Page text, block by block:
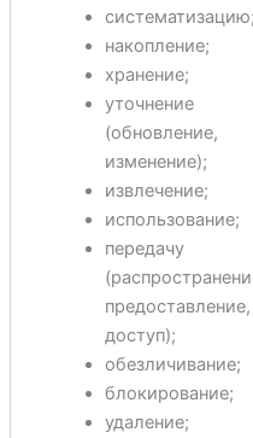
накопление;
хранение;
уточнение
(обновление,
изменение);
извлечение;
использование;
передачу
предоставление,
доступ);
обезличивание;
блокирование;
удаление;